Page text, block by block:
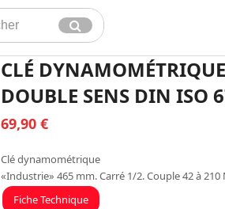
Envoyer
CLÉ
DOUBLE SENS DIN ISO
69,90 €
Clé dynamométrique
«Industrie» 465 mm. Carré 1/2. Couple 42 à
Fiche Technique